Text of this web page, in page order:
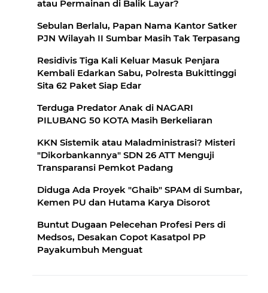
atau Permainan di Balik Layar?
Sebulan Berlalu, Papan Nama Kantor Satker
PJN Wilayah II Sumbar Masih Tak Terpasang
Residivis Tiga Kali Keluar Masuk Penjara
Kembali Edarkan Sabu, Polresta Bukittinggi
Sita 62 Paket Siap Edar
Terduga Predator Anak di NAGARI
PILUBANG 50 KOTA Masih Berkeliaran
KKN Sistemik atau Maladministrasi? Misteri
"Dikorbankannya" SDN 26 ATT Menguji
Transparansi Pemkot Padang
Diduga Ada Proyek "Ghaib" SPAM di Sumbar,
Kemen PU dan Hutama Karya Disorot
Buntut Dugaan Pelecehan Profesi Pers di
Medsos, Desakan Copot Kasatpol PP
Payakumbuh Menguat